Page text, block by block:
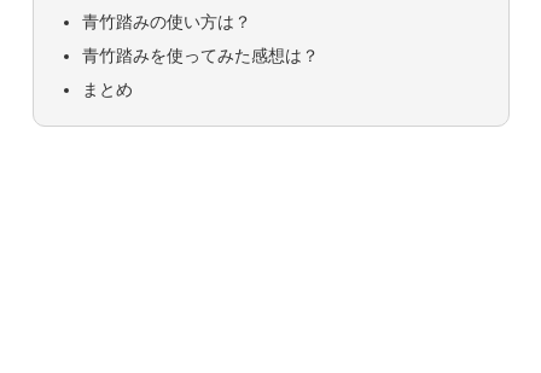
青竹踏みの使い方は？
青竹踏みを使ってみた感想は？
まとめ